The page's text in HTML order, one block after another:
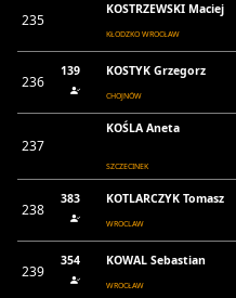
235
KOSTRZEWSKI Maciej
KŁODZKO WROCŁAW
236
139 KOSTYK Grzegorz
CHOJNÓW
237
KOŚLA Aneta
SZCZECINEK
238
383 KOTLARCZYK Tomasz
WROCLAW
239
354 KOWAL Sebastian
WROCŁAW